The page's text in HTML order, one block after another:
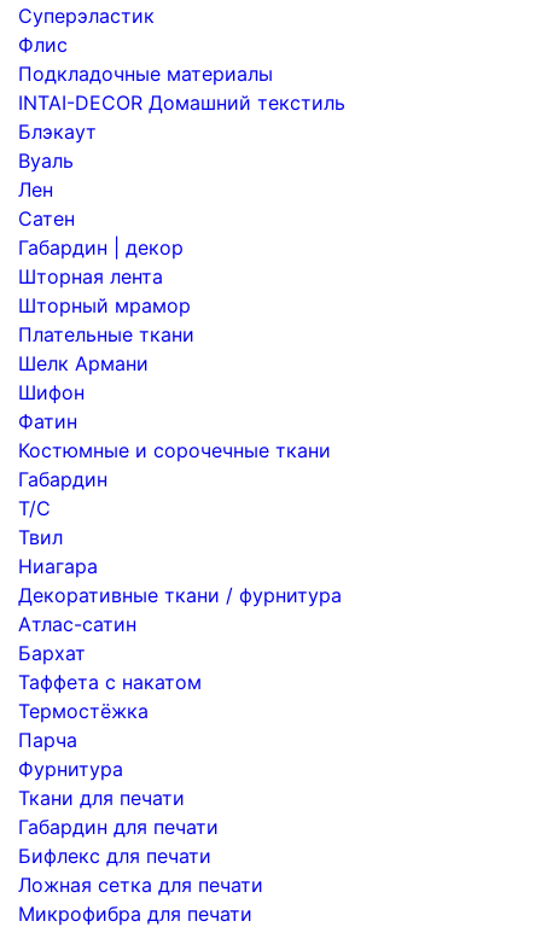
Суперэластик
Флис
Подкладочные материалы
INTAI-DECOR Домашний текстиль
Блэкаут
Вуаль
Лен
Сатен
Габардин | декор
Шторная лента
Шторный мрамор
Плательные ткани
Шелк Армани
Шифон
Фатин
Костюмные и сорочечные ткани
Габардин
Т/С
Твил
Ниагара
Декоративные ткани / фурнитура
Атлас-сатин
Бархат
Таффета с накатом
Термостёжка
Парча
Фурнитура
Ткани для печати
Габардин для печати
Бифлекс для печати
Ложная сетка для печати
Микрофибра для печати